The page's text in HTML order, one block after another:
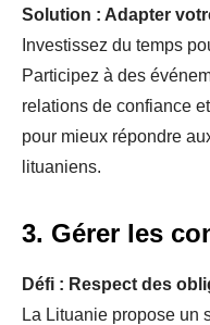
Solution : Adapter
Investissez du temps
Participez à des
relations de confiance
pour mieux répondre
lituaniens.
3. Gérer les
Défi : Respect des
La Lituanie propose un